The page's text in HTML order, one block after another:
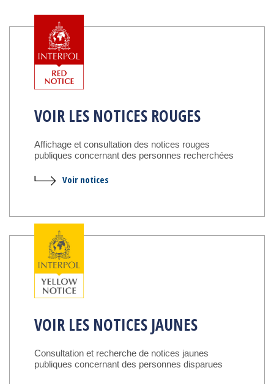
VOIR LES NOTICES ROUGES
Affichage et consultation des notices rouges
publiques concernant des personnes recherchées
Voir notices
VOIR LES NOTICES JAUNES
Consultation et recherche de notices jaunes
publiques concernant des personnes disparues